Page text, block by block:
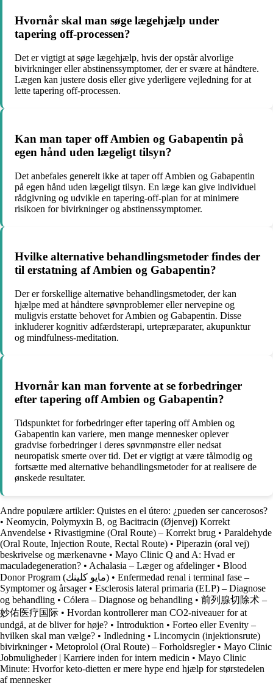
Hvornår skal man søge lægehjælp under
tapering off-processen?
Det er vigtigt at søge lægehjælp, hvis der opstår alvorlige
bivirkninger eller abstinenssymptomer, der er svære at håndtere.
Lægen kan justere dosis eller give yderligere vejledning for at
lette tapering off-processen.
Kan man taper off Ambien og Gabapentin på
egen hånd uden lægeligt tilsyn?
Det anbefales generelt ikke at taper off Ambien og Gabapentin
på egen hånd uden lægeligt tilsyn. En læge kan give individuel
rådgivning og udvikle en tapering-off-plan for at minimere
risikoen for bivirkninger og abstinenssymptomer.
Hvilke alternative behandlingsmetoder findes der
til erstatning af Ambien og Gabapentin?
Der er forskellige alternative behandlingsmetoder, der kan
hjælpe med at håndtere søvnproblemer eller nervepine og
muligvis erstatte behovet for Ambien og Gabapentin. Disse
inkluderer kognitiv adfærdsterapi, urtepræparater, akupunktur
og mindfulness-meditation.
Hvornår kan man forvente at se forbedringer
efter tapering off Ambien og Gabapentin?
Tidspunktet for forbedringer efter tapering off Ambien og
Gabapentin kan variere, men mange mennesker oplever
gradvise forbedringer i deres søvnmønstre eller nedsat
neuropatisk smerte over tid. Det er vigtigt at være tålmodig og
fortsætte med alternative behandlingsmetoder for at realisere de
ønskede resultater.
Andre populære artikler: Quistes en el útero: ¿pueden ser cancerosos?
• Neomycin, Polymyxin B, og Bacitracin (Øjenvej) Korrekt
Anvendelse • Rivastigmine (Oral Route) – Korrekt brug • Paraldehyde
(Oral Route, Injection Route, Rectal Route) • Piperazin (oral vej)
beskrivelse og mærkenavne • Mayo Clinic Q and A: Hvad er
maculadegeneration? • Achalasia – Læger og afdelinger• Blood
Donor Program (مايو كلينك) • Enfermedad renal i terminal fase –
Symptomer og årsager• Esclerosis lateral primaria (ELP) – Diagnose
og behandling • Cólera – Diagnose og behandling • 前列腺切除术 –
妙佑医疗国际 • Hvordan kontrollerer man CO2-niveauer for at
undgå, at de bliver for høje? • Introduktion • Forteo eller Evenity –
hvilken skal man vælge? • Indledning • Lincomycin (injektionsrute)
bivirkninger• Metoprolol (Oral Route) – Forholdsregler• Mayo Clinic
Jobmuligheder | Karriere inden for intern medicin • Mayo Clinic
Minute: Hvorfor keto-dietten er mere hype end hjælp for størstedelen
af mennesker